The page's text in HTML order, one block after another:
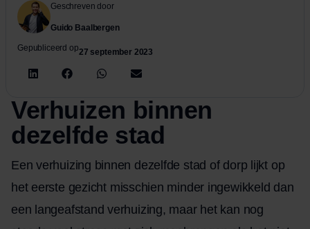
Geschreven door
Guido Baalbergen
Gepubliceerd op27 september 2023
Verhuizen binnen
dezelfde stad
Een verhuizing binnen dezelfde stad of dorp lijkt op
het eerste gezicht misschien minder ingewikkeld dan
een langeafstand verhuizing, maar het kan nog